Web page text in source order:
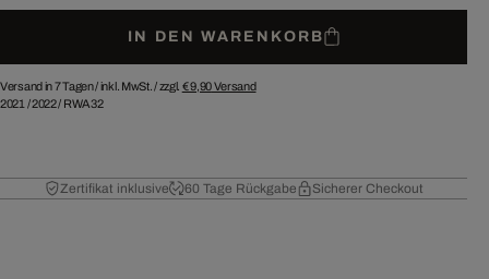
IN DEN WARENKORB
Versand in 7 Tagen /inkl. MwSt. / zzgl. € 9,90Versand
2021 /2022/ RWA32
Zertifikat inklusive 60 Tage Rückgabe Sicherer Checkout